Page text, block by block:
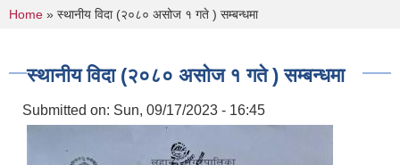
You are here
Home » स्थानीय विदा (२०८० असोज १ गते ) सम्बन्धमा
स्थानीय विदा (२०८० असोज १ गते ) सम्बन्धमा
Submitted on: Sun, 09/17/2023 - 16:45